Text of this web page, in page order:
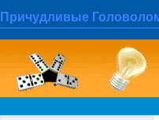
Причудливые